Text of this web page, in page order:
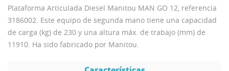
Plataforma Articulada Diesel Manitou MAN GO 12, referencia
3186002. Este equipo de segunda mano tiene una capacidad
de carga (kg) de 230 y una altura máx. de trabajo (mm) de
11910. Ha sido fabricado por Manitou.